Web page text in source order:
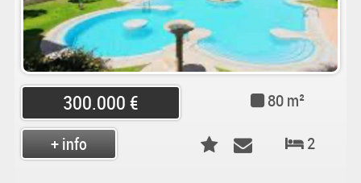
300.000 €
80 m²
2
+ info